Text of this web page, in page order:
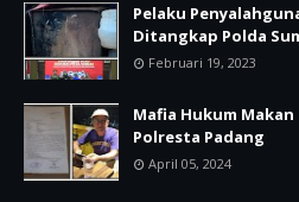
Pelaku
Ditangkap Polda
Februari 19, 2023
Mafia Hukum
Polresta Padang
April 05, 2024